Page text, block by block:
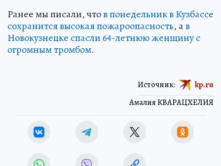
Ранее мы писали, чтов понедельник в Кузбассе
сохранится высокая пожароопасность, ав
Новокузнецке спасли 64-летнюю женщину с
огромным тромбом.
Амалия КВАРАЦХЕЛИЯ
Источник: kp.ru